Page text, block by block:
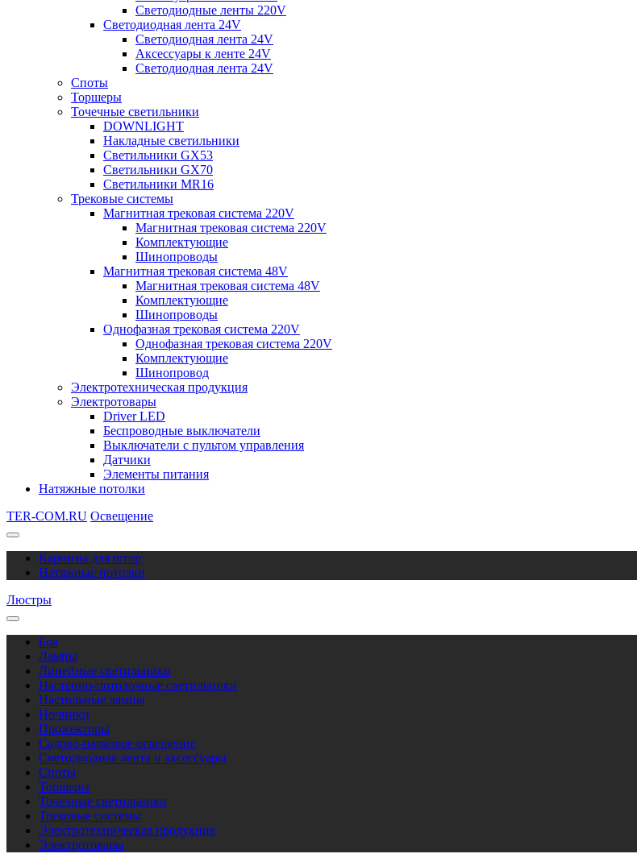
Светодиодные ленты 220V
Светодиодная лента 24V
Светодиодная лента 24V
Аксессуары к ленте 24V
Светодиодная лента 24V
Споты
Торшеры
Точечные светильники
DOWNLIGHT
Накладные светильники
Светильники GX53
Светильники GX70
Светильники MR16
Трековые системы
Магнитная трековая система 220V
Магнитная трековая система 220V
Комплектующие
Шинопроводы
Магнитная трековая система 48V
Магнитная трековая система 48V
Комплектующие
Шинопроводы
Однофазная трековая система 220V
Однофазная трековая система 220V
Комплектующие
Шинопровод
Электротехническая продукция
Электротовары
Driver LED
Беспроводные выключатели
Выключатели с пультом управления
Датчики
Элементы питания
Натяжные потолки
TER-COM.RU Освещение
Карнизы для штор
Натяжные потолки
Люстры
Бра
Лампы
Линейные светильники
Настенно-потолочные светильники
Настольные лампы
Ночники
Прожекторы
Садово-парковое освещение
Светодиодная лента и аксессуары
Споты
Торшеры
Точечные светильники
Трековые системы
Электротехническая продукция
Электротовары